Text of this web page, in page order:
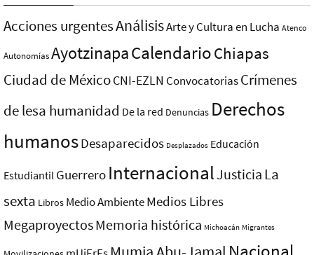
Acciones urgentesAnálisisArte y Cultura en Lucha Atenco
AutonomíasAyotzinapaCalendarioChiapas
Ciudad de MéxicoCNI-EZLN ConvocatoriasCrímenes
de lesa humanidad De la red Denuncias Derechos
humanosDesaparecidos Desplazados Educación
Estudiantil Guerrero InternacionalJusticia La
sexta Libros Medio AmbienteMedios Libres
MegaproyectosMemoria histórica Michoacán Migrantes